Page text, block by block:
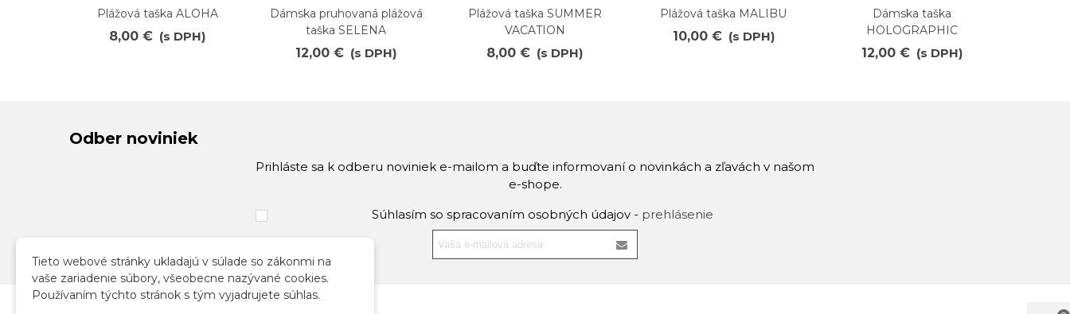
Obľúbené
Plážová taška ALOHA
8,00 € (s DPH)
Obľúbené
Dámska pruhovaná plážová
taška SELENA
12,00 € (s DPH)
Obľúbené
Plážová taška SUMMER
VACATION
8,00 € (s DPH)
Obľúbené
Plážová taška MALIBU
10,00 € (s DPH)
Obľúbené
Dámska taška
HOLOGRAPHIC
12,00 € (s DPH)
Odber noviniek
Prihláste sa k odberu noviniek e-mailom a buďte informovaní o novinkách a zľavách v našom
e-shope.
Súhlasím so spracovaním osobných údajov - prehlásenie
Tieto webové stránky ukladajú v súlade so zákonmi na
vaše zariadenie súbory, všeobecne nazývané cookies.
Používaním týchto stránok s tým vyjadrujete súhlas.